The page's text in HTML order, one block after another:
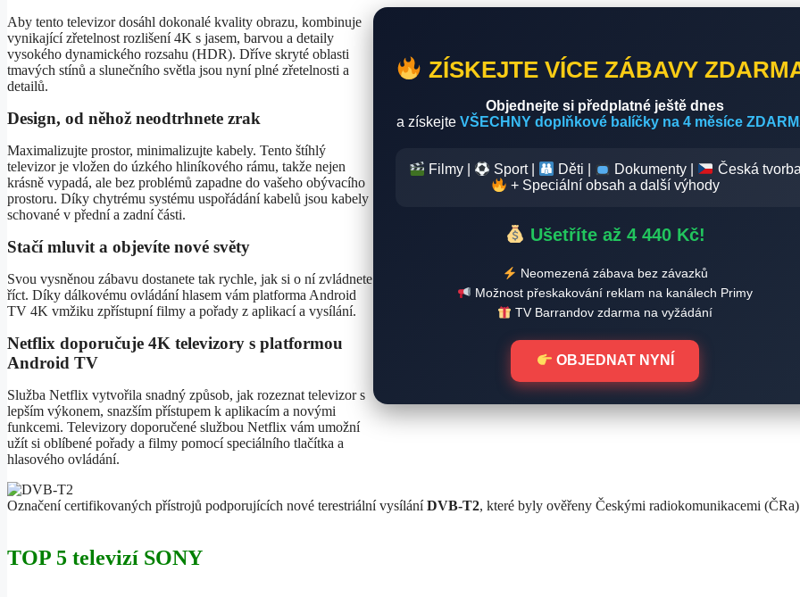
ZÍSKEJTE VÍCE ZÁBAVY
Objednejte si předplatné ještě dnes
a získejte VŠECHNY doplňkové balíčky na 4 měsíce
Filmy | Sport | Děti | Dokumenty |
Česká
+ Speciální obsah a další výhody
Ušetříte až 4 440 Kč!
Neomezená zábava bez závazků
Možnost přeskakování reklam na kanálech Primy
TV Barrandov zdarma na vyžádání
OBJEDNAT NYNÍ
Aby tento televizor dosáhl dokonalé kvality obrazu, kombinuje
vynikající zřetelnost rozlišení 4K s jasem, barvou a detaily
vysokého dynamického rozsahu (HDR). Dříve skryté oblasti
tmavých stínů a slunečního světla jsou nyní plné zřetelnosti a
detailů.
Design, od něhož neodtrhnete zrak
Maximalizujte prostor, minimalizujte kabely. Tento štíhlý
televizor je vložen do úzkého hliníkového rámu, takže nejen
krásně vypadá, ale bez problémů zapadne do vašeho obývacího
prostoru. Díky chytrému systému uspořádání kabelů jsou kabely
schované v přední a zadní části.
Stačí mluvit a objevíte nové světy
Svou vysněnou zábavu dostanete tak rychle, jak si o ní zvládnete
říct. Díky dálkovému ovládání hlasem vám platforma Android
TV 4K vmžiku zpřístupní filmy a pořady z aplikací a vysílání.
Netflix doporučuje 4K televizory s platformou
Android TV
Služba Netflix vytvořila snadný způsob, jak rozeznat televizor s
lepším výkonem, snazším přístupem k aplikacím a novými
funkcemi. Televizory doporučené službou Netflix vám umožní
užít si oblíbené pořady a filmy pomocí speciálního tlačítka a
hlasového ovládání.
Označení certifikovaných přístrojů podporujících nové terestriální vysíláníDVB-T2, které byly ověřeny Českými radiokomunikacemi
TOP 5 televizí SONY